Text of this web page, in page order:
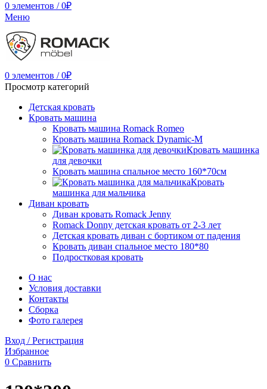
0 элементов / 0₽
Меню
0 элементов / 0₽
Просмотр категорий
Детская кровать
Кровать машина
Кровать машина Romack Romeo
Кровать машина Romack Dynamic-M
Кровать машинка
для девочки
Кровать машина спальное место 160*70см
Кровать
машинка для мальчика
Диван кровать
Диван кровать Romack Jenny
Romack Donny детская кровать от 2-3 лет
Детская кровать диван с бортиком от падения
Кровать диван спальное место 180*80
Подростковая кровать
О нас
Условия доставки
Контакты
Сборка
Фото галерея
Вход / Регистрация
Избранное
0 Сравнить